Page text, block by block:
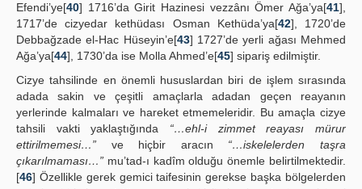
Efendi’ye[40] 1716’da Girit Hazinesi vezzânı Ömer Ağa’ya[41],
1717’de cizyedar kethüdası Osman Kethüda’ya[42], 1720’de
Debbağzade el-Hac Hüseyin’e[43] 1727’de yerli ağası Mehmed
Ağa’ya[44], 1730’da ise Molla Ahmed’e[45] sipariş edilmiştir.
Cizye tahsilinde en önemli hususlardan biri de işlem sırasında
adada sakin ve çeşitli amaçlarla adadan geçen reayanın
yerlerinde kalmaları ve hareket etmemeleridir. Bu amaçla cizye
tahsili vakti yaklaştığında “…ehl-i zimmet reayası mürur
ettirilmemesi…” ve hiçbir aracın “…iskelelerden taşra
çıkarılmaması…” mu’tad-ı kadîm olduğu önemle belirtilmektedir.
[46] Özellikle gerek gemici taifesinin gerekse başka bölgelerden